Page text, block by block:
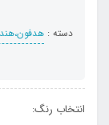
دسته :
انتخاب رنگ: